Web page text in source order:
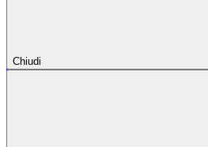
Chiudi